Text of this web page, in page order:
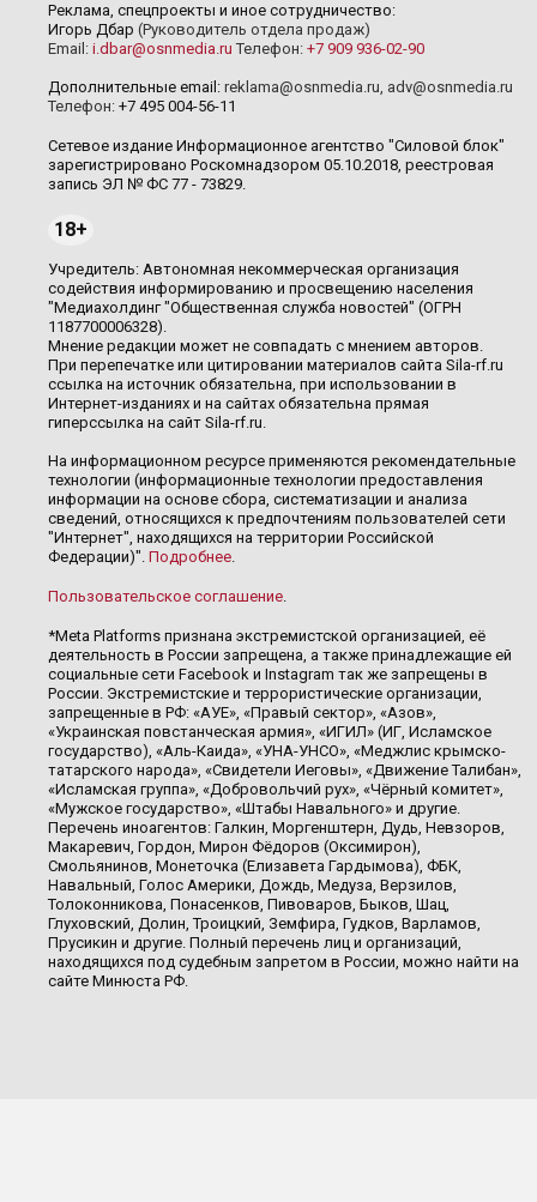
Реклама, спецпроекты и иное сотрудничество:
Игорь Дбар (Руководитель отдела продаж)
Email: i.dbar@osnmedia.ru Телефон: +7 909 936-02-90
Дополнительные email: reklama@osnmedia.ru, adv@osnmedia.ru
Телефон: +7 495 004-56-11
Сетевое издание Информационное агентство "Силовой блок"
зарегистрировано Роскомнадзором 05.10.2018, реестровая
запись ЭЛ № ФС 77 - 73829.
18+
Учредитель: Автономная некоммерческая организация
содействия информированию и просвещению населения
"Медиахолдинг "Общественная служба новостей" (ОГРН
1187700006328).
Мнение редакции может не совпадать с мнением авторов.
При перепечатке или цитировании материалов сайта Sila-rf.ru
ссылка на источник обязательна, при использовании в
Интернет-изданиях и на сайтах обязательна прямая
гиперссылка на сайт Sila-rf.ru.
На информационном ресурсе применяются рекомендательные
технологии (информационные технологии предоставления
информации на основе сбора, систематизации и анализа
сведений, относящихся к предпочтениям пользователей сети
"Интернет", находящихся на территории Российской
Федерации)". Подробнее.
Пользовательское соглашение.
*Meta Platforms признана экстремистской организацией, её
деятельность в России запрещена, а также принадлежащие ей
социальные сети Facebook и Instagram так же запрещены в
России. Экстремистские и террористические организации,
запрещенные в РФ: «АУЕ», «Правый сектор», «Азов»,
«Украинская повстанческая армия», «ИГИЛ» (ИГ, Исламское
государство), «Аль-Каида», «УНА-УНСО», «Меджлис крымско-
татарского народа», «Свидетели Иеговы», «Движение Талибан»,
«Исламская группа», «Добровольчий рух», «Чёрный комитет»,
«Мужское государство», «Штабы Навального» и другие.
Перечень иноагентов: Галкин, Моргенштерн, Дудь, Невзоров,
Макаревич, Гордон, Мирон Фёдоров (Оксимирон),
Смольянинов, Монеточка (Елизавета Гардымова), ФБК,
Навальный, Голос Америки, Дождь, Медуза, Верзилов,
Толоконникова, Понасенков, Пивоваров, Быков, Шац,
Глуховский, Долин, Троицкий, Земфира, Гудков, Варламов,
Прусикин и другие. Полный перечень лиц и организаций,
находящихся под судебным запретом в России, можно найти на
сайте Минюста РФ.